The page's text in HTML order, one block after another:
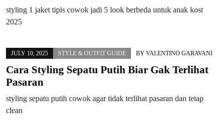
styling 1 jaket tipis cowok jadi 5 look berbeda untuk anak kost
2025
JULY 10, 2025 STYLE & OUTFIT GUIDE BY VALENTINO GARAVANI
Cara Styling Sepatu Putih Biar Gak Terlihat
Pasaran
styling sepatu putih cowok agar tidak terlihat pasaran dan tetap
clean